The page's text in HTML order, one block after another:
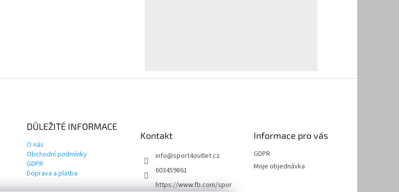
DŮLEŽITÉ INFORMACE
O nás
Obchodní podmínky
GDPR
Doprava a platba
Kontakt
info@sport4outlet.cz
603459861
https://www.fb.com/spor
Informace pro vás
GDPR
Moje objednávka